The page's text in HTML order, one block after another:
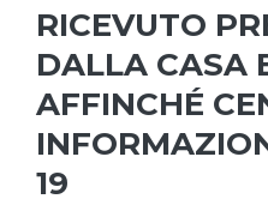
RICEVUTO
DALLA CASA
AFFINCHÉ
19